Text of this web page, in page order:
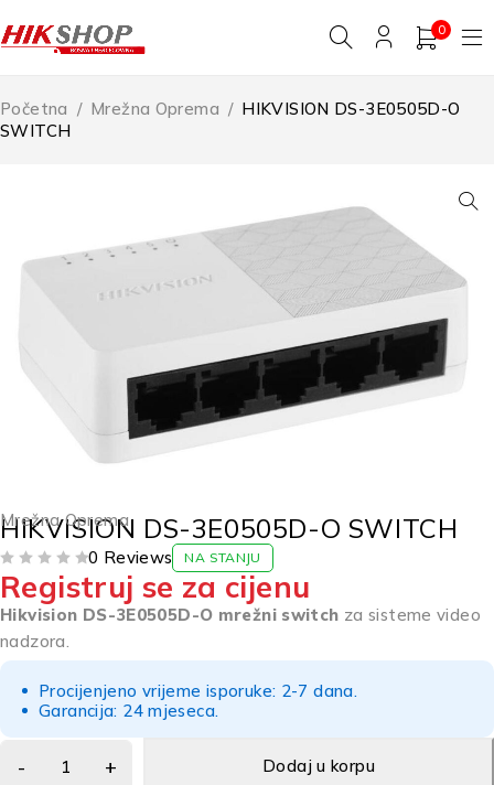
0
Početna / Mrežna Oprema / HIKVISION DS-3E0505D-O
SWITCH
Mrežna Oprema
HIKVISION DS-3E0505D-O SWITCH
0 Reviews NA STANJU
Registruj se za cijenu
Hikvision DS-3E0505D-O mrežni switch za sisteme video
nadzora.
Procijenjeno vrijeme isporuke: 2-7 dana.
Garancija: 24 mjeseca.
Dodaj u korpu